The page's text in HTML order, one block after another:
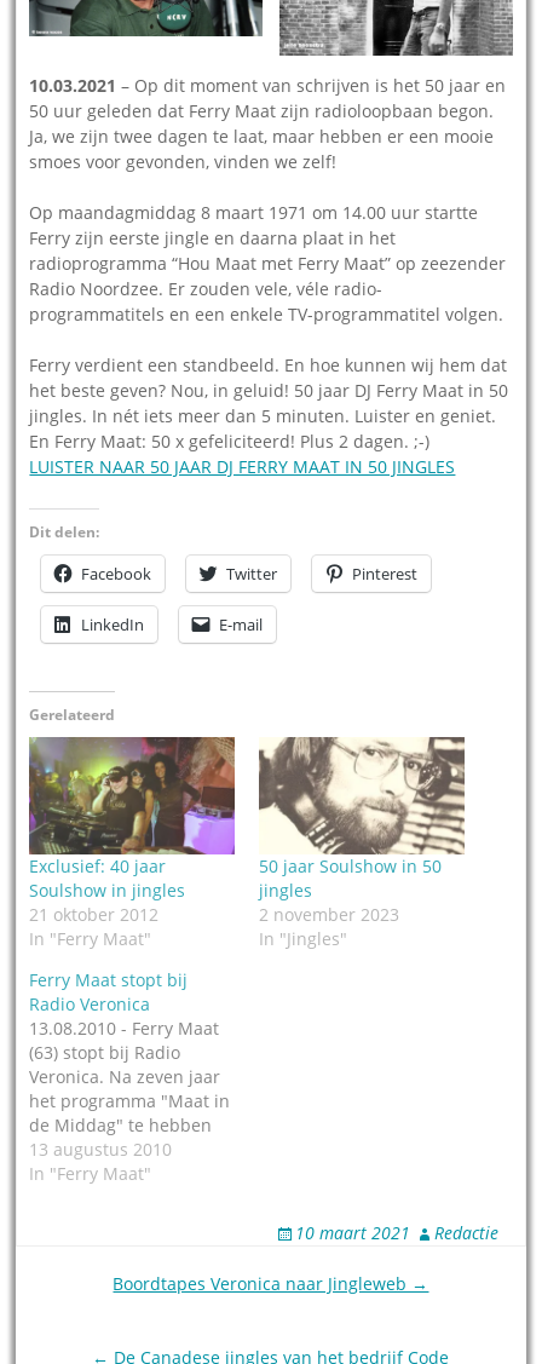
10.03.2021 – Op dit moment van schrijven is het 50 jaar en
50 uur geleden dat Ferry Maat zijn radioloopbaan begon.
Ja, we zijn twee dagen te laat, maar hebben er een mooie
smoes voor gevonden, vinden we zelf!
Op maandagmiddag 8 maart 1971 om 14.00 uur startte
Ferry zijn eerste jingle en daarna plaat in het
radioprogramma “Hou Maat met Ferry Maat” op zeezender
Radio Noordzee. Er zouden vele, véle radio-
programmatitels en een enkele TV-programmatitel volgen.
Ferry verdient een standbeeld. En hoe kunnen wij hem dat
het beste geven? Nou, in geluid! 50 jaar DJ Ferry Maat in 50
jingles. In nét iets meer dan 5 minuten. Luister en geniet.
En Ferry Maat: 50 x gefeliciteerd! Plus 2 dagen. ;-)
LUISTER NAAR 50 JAAR DJ FERRY MAAT IN 50 JINGLES
Dit delen:
Facebook Twitter Pinterest
LinkedIn E-mail
Gerelateerd
Exclusief: 40 jaar
Soulshow in jingles
21 oktober 2012
In "Ferry Maat"
50 jaar Soulshow in 50
jingles
2 november 2023
In "Jingles"
Ferry Maat stopt bij
Radio Veronica
13.08.2010 - Ferry Maat
(63) stopt bij Radio
Veronica. Na zeven jaar
het programma "Maat in
de Middag" te hebben
gemaakt heeft Maat
besloten zijn contract
en werkte daarna bij
13 augustus 2010
In "Ferry Maat"
10 maart 2021 Redactie
Boordtapes Veronica naar Jingleweb →
← De Canadese jingles van het bedrijf Code